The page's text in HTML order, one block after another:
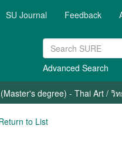
SU Journal Feedback
Advanced Search
degree) - Thai Art /
to List